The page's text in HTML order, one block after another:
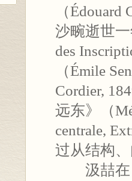
（
沙畹逝世
des
（Émile
Cordier,
远东》（
centrale,
过从结构
汲喆在《